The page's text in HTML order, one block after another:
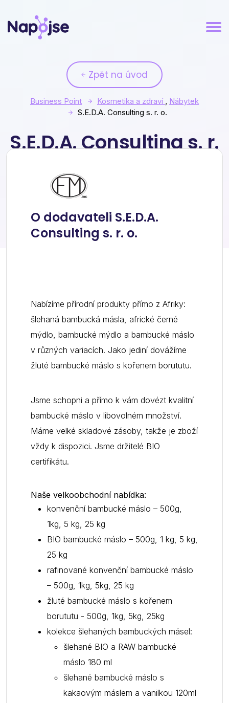
Zpět na úvod
Business Point Kosmetika a zdraví , Nábytek
S.E.D.A. Consulting s. r. o.
S.E.D.A. Consulting s. r.
O dodavateli S.E.D.A.
Consulting s. r. o.
Nabízíme přírodní produkty přímo z Afriky:
šlehaná bambucká másla, africké černé
mýdlo, bambucké mýdlo a bambucké máslo
v různých variacích. Jako jediní dovážíme
žluté bambucké máslo s kořenem borututu.
Jsme schopni a přímo k vám dovézt kvalitní
bambucké máslo v libovolném množství.
Máme velké skladové zásoby, takže je zboží
vždy k dispozici. Jsme držitelé BIO
certifikátu.
Naše velkoobchodní nabídka:
konvenční bambucké máslo – 500g,
1kg, 5 kg, 25 kg
BIO bambucké máslo – 500g, 1 kg, 5 kg,
25 kg
rafinované konvenční bambucké máslo
– 500g, 1kg, 5kg, 25 kg
žluté bambucké máslo s kořenem
borututu - 500g, 1kg, 5kg, 25kg
kolekce šlehaných bambuckých másel:
šlehané BIO a RAW bambucké
máslo 180 ml
šlehané bambucké máslo s
kakaovým máslem a vanilkou 120ml